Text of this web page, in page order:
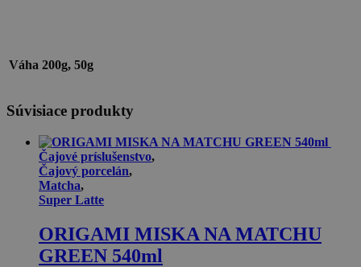
Váha 200g, 50g
Súvisiace produkty
Čajové príslušenstvo,
Čajový porcelán,
Matcha,
Super Latte
ORIGAMI MISKA NA MATCHU
GREEN 540ml